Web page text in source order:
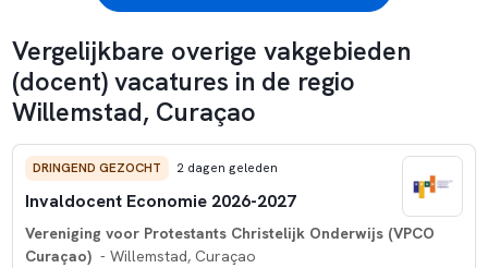
Vergelijkbare overige vakgebieden
(docent) vacatures in de regio
Willemstad, Curaçao
DRINGEND GEZOCHT 2 dagen geleden
Invaldocent Economie 2026-2027
Vereniging voor Protestants Christelijk Onderwijs (VPCO
Curaçao) - Willemstad, Curaçao